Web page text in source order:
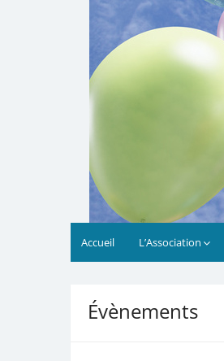
Accueil L’Association
Évènements
00:00